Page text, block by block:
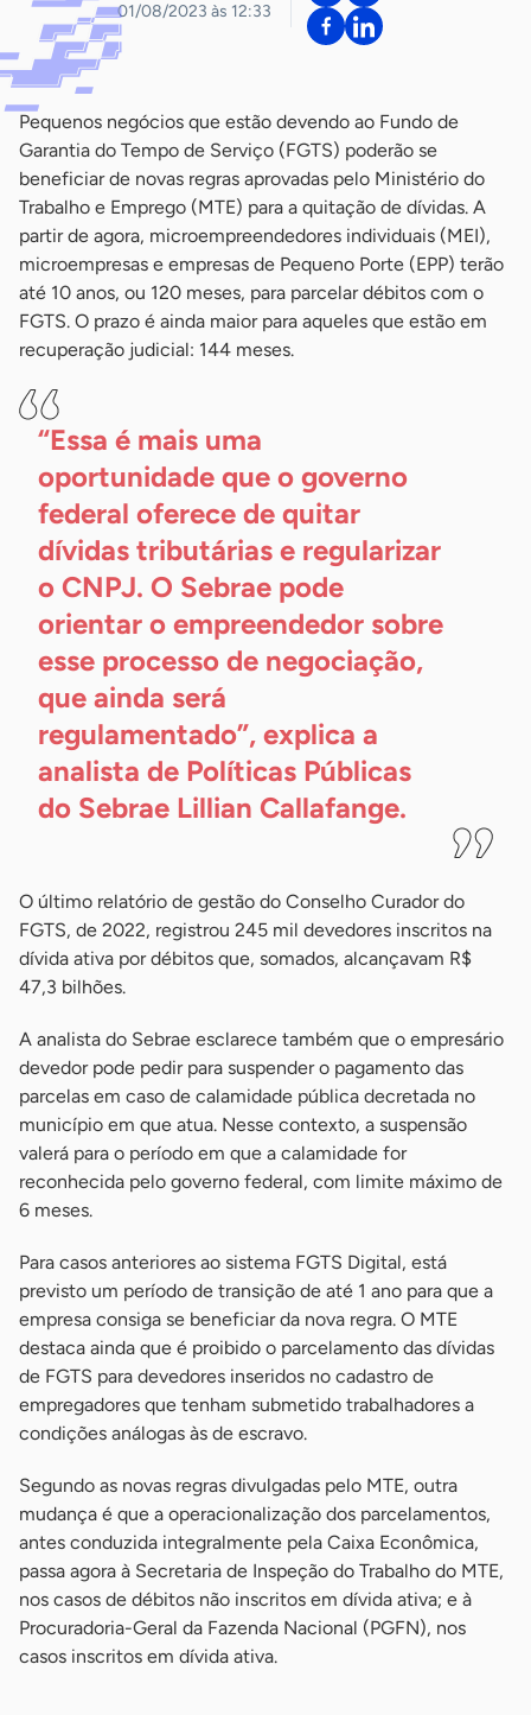
01/08/2023 às 12:33
Pequenos negócios que estão devendo ao Fundo de
Garantia do Tempo de Serviço (FGTS) poderão se
beneficiar de novas regras aprovadas pelo Ministério do
Trabalho e Emprego (MTE) para a quitação de dívidas. A
partir de agora, microempreendedores individuais (MEI),
microempresas e empresas de Pequeno Porte (EPP) terão
até 10 anos, ou 120 meses, para parcelar débitos com o
FGTS. O prazo é ainda maior para aqueles que estão em
recuperação judicial: 144 meses.
“Essa é mais uma
oportunidade que o governo
federal oferece de quitar
dívidas tributárias e regularizar
o CNPJ. O Sebrae pode
orientar o empreendedor sobre
esse processo de negociação,
que ainda será
regulamentado”, explica a
analista de Políticas Públicas
do Sebrae Lillian Callafange.
O último relatório de gestão do Conselho Curador do
FGTS, de 2022, registrou 245 mil devedores inscritos na
dívida ativa por débitos que, somados, alcançavam R$
47,3 bilhões.
A analista do Sebrae esclarece também que o empresário
devedor pode pedir para suspender o pagamento das
parcelas em caso de calamidade pública decretada no
município em que atua. Nesse contexto, a suspensão
valerá para o período em que a calamidade for
reconhecida pelo governo federal, com limite máximo de
6 meses.
Para casos anteriores ao sistema FGTS Digital, está
previsto um período de transição de até 1 ano para que a
empresa consiga se beneficiar da nova regra. O MTE
destaca ainda que é proibido o parcelamento das dívidas
de FGTS para devedores inseridos no cadastro de
empregadores que tenham submetido trabalhadores a
condições análogas às de escravo.
Segundo as novas regras divulgadas pelo MTE, outra
mudança é que a operacionalização dos parcelamentos,
antes conduzida integralmente pela Caixa Econômica,
passa agora à Secretaria de Inspeção do Trabalho do MTE,
nos casos de débitos não inscritos em dívida ativa; e à
Procuradoria-Geral da Fazenda Nacional (PGFN), nos
casos inscritos em dívida ativa.